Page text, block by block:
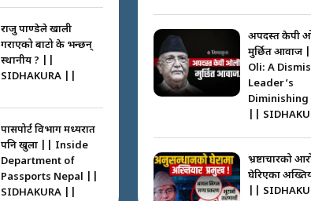
राजु पाण्डेले खाली
गराएको बाटो के भन्छन्
स्थानीय ? ||
SIDHAKURA ||
पासपोर्ट विभाग मध्यरात
पनि खुला || Inside
Department of
Passports Nepal ||
SIDHAKURA ||
अपदस्त केपी
मुर्छित आवाज
Oli: A
Leader’s
Diminishing
||
भ्रष्टाचारको
घेरिएका
||